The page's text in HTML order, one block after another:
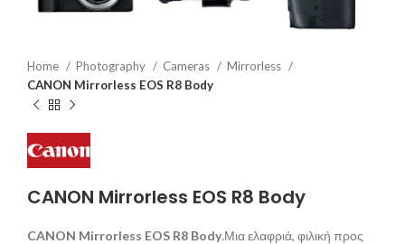
Home Photography Cameras
Mirrorless
CANON Mirrorless EOS R8 Body
CANON Mirrorless EOS R8 Body
CANON Mirrorless EOS R8 Body.Μια ελαφριά, φιλική προς